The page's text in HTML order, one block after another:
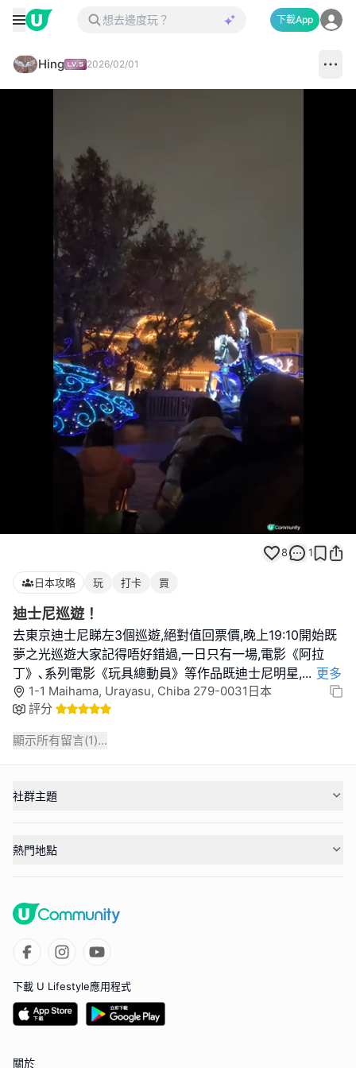
下載App
Hing 2026/02/01
100.00%
8 1
日本攻略 玩 打卡 買
迪士尼巡遊！
去東京迪士尼睇左3個巡遊,絕對值回票價,晚上19:10開始既
夢之光巡遊大家記得唔好錯過,一日只有一場,電影《阿拉
丁》､系列電影《玩具總動員》等作品既迪士尼明星,... 更多
1-1 Maihama, Urayasu, Chiba 279-0031日本
評分
顯示所有留言(1)...
社群主題
熱門地點
下載 U Lifestyle應用程式
關於